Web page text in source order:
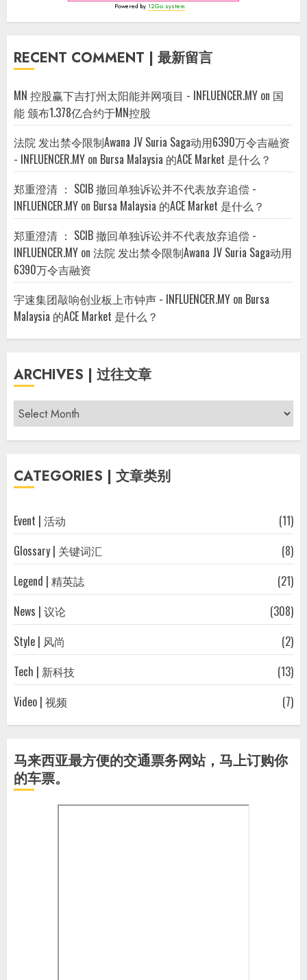
Powered by 12Go system
RECENT COMMENT | 最新留言
MN 控股赢下吉打州太阳能并网项目 - INFLUENCER.MY on 国
能 颁布1.378亿合约于MN控股
法院 发出禁令限制Awana JV Suria Saga动用6390万令吉融资
- INFLUENCER.MY on Bursa Malaysia 的ACE Market 是什么？
郑重澄清 ： SCIB 撤回单独诉讼并不代表放弃追偿 -
INFLUENCER.MY on Bursa Malaysia 的ACE Market 是什么？
郑重澄清 ： SCIB 撤回单独诉讼并不代表放弃追偿 -
INFLUENCER.MY on 法院 发出禁令限制Awana JV Suria Saga动用
6390万令吉融资
宇速集团敲响创业板上市钟声 - INFLUENCER.MY on Bursa
Malaysia 的ACE Market 是什么？
ARCHIVES | 过往文章
Archives
|
过
文
CATEGORIES | 文章类别
Event | 活动
(11)
Glossary | 关键词汇
(8)
Legend | 精英誌
(21)
News | 议论
(308)
Style | 风尚
(2)
Tech | 新科技
(13)
Video | 视频
(7)
马来西亚最方便的交通票务网站，马上订购你
的车票。